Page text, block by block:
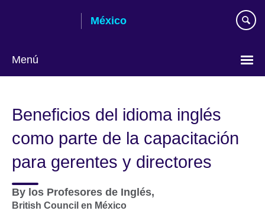
México
Menú
language
Beneficios del idioma inglés
como parte de la capacitación
para gerentes y directores
By los Profesores de Inglés,
British Council en México